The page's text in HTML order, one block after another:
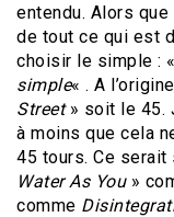
entendu. Alors
de tout ce qui est
choisir le simple : «
simple« . A
Street» soit le 45.
à moins que cela
45 tours. Ce serait
Water As You»
comme